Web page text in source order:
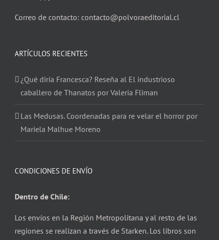
Correo de contacto: contacto@polvoraeditorial.cl
ARTÍCULOS RECIENTES
¿Qué diría Francesca? Reseña al El industrioso
caballero de Thanatos por Valeria Fliman
Las Medusas. Coordenadas para re velar el horror por
Mariela Malhue Moreno
CONDICIONES DE ENVÍO
Dentro de Chile:
Los envíos en la Región Metropolitana y al resto de las
regiones se realizan a través de Starken. Los libros son